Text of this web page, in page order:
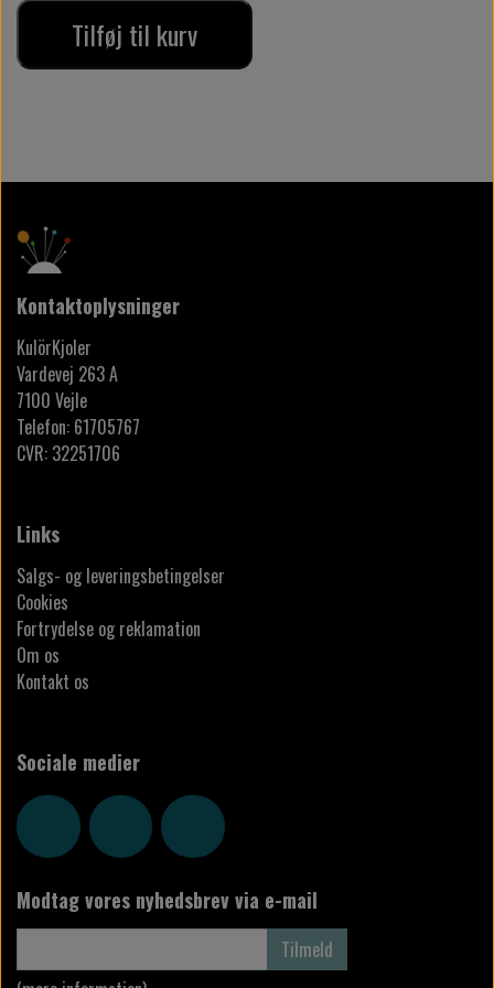
Tilføj til kurv
Kontaktoplysninger
KulörKjoler
Vardevej 263 A
7100 Vejle
Telefon: 61705767
CVR: 32251706
Links
Salgs- og leveringsbetingelser
Cookies
Fortrydelse og reklamation
Om os
Kontakt os
Sociale medier
Modtag vores nyhedsbrev via e-mail
Tilmeld